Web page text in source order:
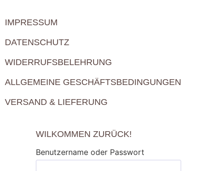
IMPRESSUM
DATENSCHUTZ
WIDERRUFSBELEHRUNG
ALLGEMEINE GESCHÄFTSBEDINGUNGEN
VERSAND & LIEFERUNG
WILKOMMEN ZURÜCK!
Benutzername oder Passwort